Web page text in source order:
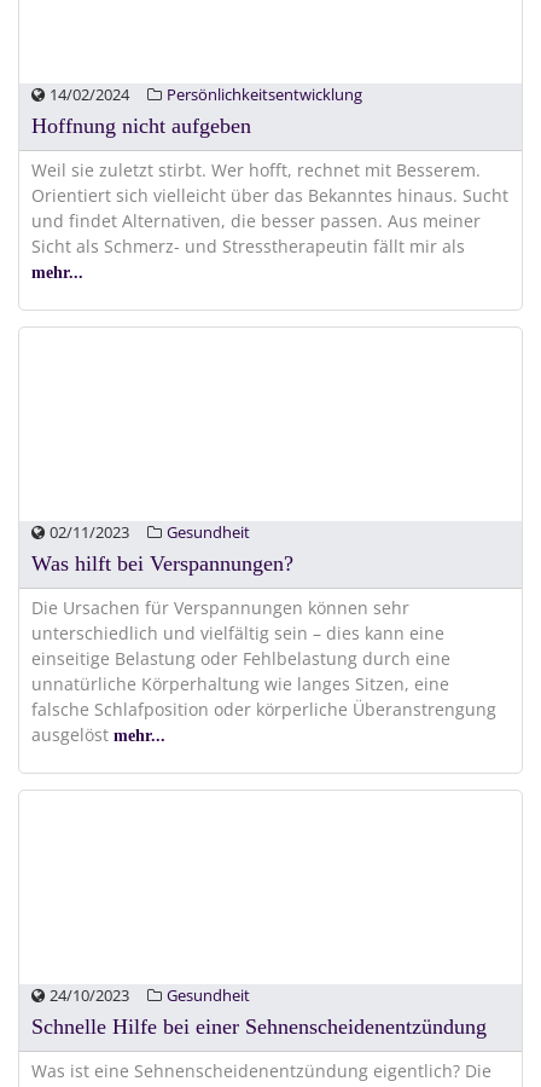
14/02/2024 Persönlichkeitsentwicklung
Hoffnung nicht aufgeben
Weil sie zuletzt stirbt. Wer hofft, rechnet mit Besserem.
Orientiert sich vielleicht über das Bekanntes hinaus. Sucht
und findet Alternativen, die besser passen. Aus meiner
Sicht als Schmerz- und Stresstherapeutin fällt mir als
mehr...
02/11/2023 Gesundheit
Was hilft bei Verspannungen?
Die Ursachen für Verspannungen können sehr
unterschiedlich und vielfältig sein – dies kann eine
einseitige Belastung oder Fehlbelastung durch eine
unnatürliche Körperhaltung wie langes Sitzen, eine
falsche Schlafposition oder körperliche Überanstrengung
ausgelöst mehr...
24/10/2023 Gesundheit
Schnelle Hilfe bei einer Sehnenscheidenentzündung
Was ist eine Sehnenscheidenentzündung eigentlich? Die